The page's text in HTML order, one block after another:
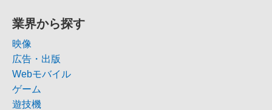
業界から探す
映像
広告・出版
Webモバイル
ゲーム
遊技機